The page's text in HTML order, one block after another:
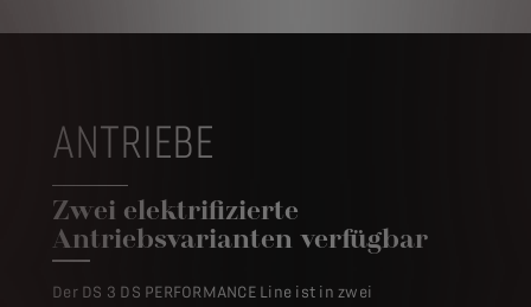
ANTRIEBE
Zwei elektrifizierte
Antriebsvarianten verfügbar
Der DS 3 DS PERFORMANCE Line ist in zwei